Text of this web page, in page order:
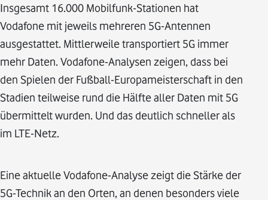
Insgesamt 16.000 Mobilfunk-Stationen hat
Vodafone mit jeweils mehreren 5G-Antennen
ausgestattet. Mittlerweile transportiert 5G immer
mehr Daten. Vodafone-Analysen zeigen, dass bei
den Spielen der Fußball-Europameisterschaft in den
Stadien teilweise rund die Hälfte aller Daten mit 5G
übermittelt wurden. Und das deutlich schneller als
im LTE-Netz.
Eine aktuelle Vodafone-Analyse zeigt die Stärke der
5G-Technik an den Orten, an denen besonders viele